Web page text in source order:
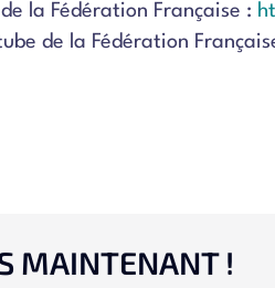
la Fédération Française :
de la Fédération
MAINTENANT !